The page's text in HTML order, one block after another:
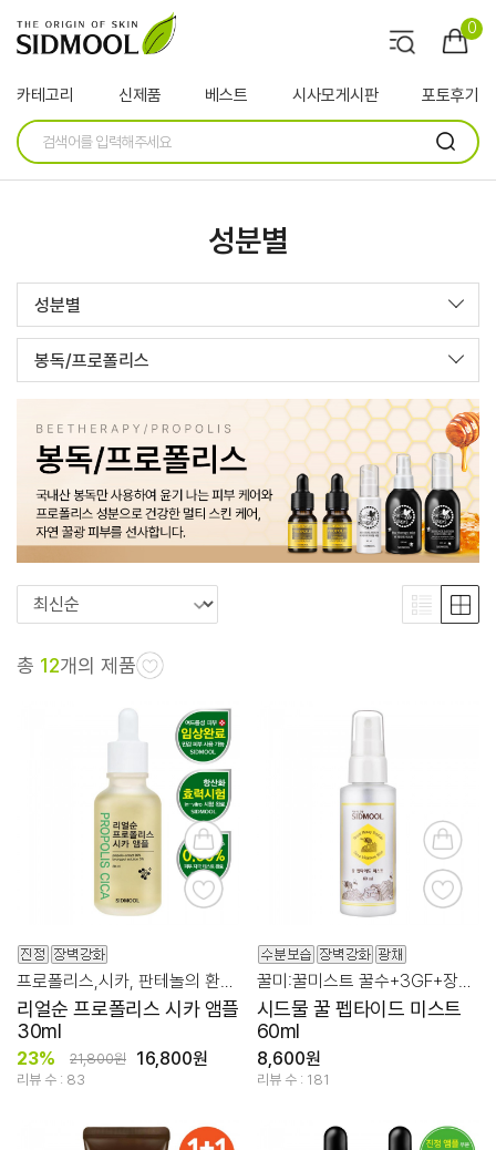
0
카테고리 신제품 베스트 시사모게시판 포토후기
성분별
성분별
봉독/프로폴리스
총 12개의 제품
리얼순 프로폴리스 시카 앰플
30ml
23% 21,800원 16,800원
리뷰 수 : 83
꿀미:꿀미스트 꿀수+3GF+장벽관리
시드물 꿀 펩타이드 미스트
60ml
8,600원
리뷰 수 : 181